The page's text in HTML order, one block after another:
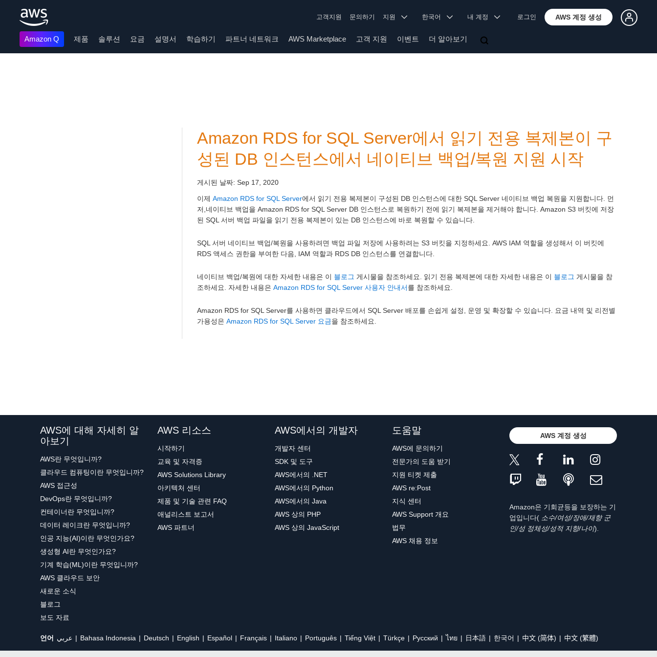
고객지원 문의하기 지원 한국어 내 계정 로그인 AWS 계정 생성
Amazon Q 제품 솔루션 요금 설명서 학습하기 파트너 네트워크 AWS Marketplace 고객 지원 이벤트 더 알아보기
Amazon RDS for SQL Server에서 읽기 전용 복제본이 구
성된 DB 인스턴스에서 네이티브 백업/복원 지원 시작
게시된 날짜: Sep 17, 2020
이제 Amazon RDS for SQL Server에서 읽기 전용 복제본이 구성된 DB 인스턴스에 대한 SQL Server 네이티브 백업 복원을 지원합니다. 먼
저,네이티브 백업을 Amazon RDS for SQL Server DB 인스턴스로 복원하기 전에 읽기 복제본을 제거해야 합니다. Amazon S3 버킷에 저장
된 SQL 서버 백업 파일을 읽기 전용 복제본이 있는 DB 인스턴스에 바로 복원할 수 있습니다.
SQL 서버 네이티브 백업/복원을 사용하려면 백업 파일 저장에 사용하려는 S3 버킷을 지정하세요. AWS IAM 역할을 생성해서 이 버킷에
RDS 액세스 권한을 부여한 다음, IAM 역할과 RDS DB 인스턴스를 연결합니다.
네이티브 백업/복원에 대한 자세한 내용은 이 블로그 게시물을 참조하세요. 읽기 전용 복제본에 대한 자세한 내용은 이 블로그 게시물을 참
조하세요. 자세한 내용은 Amazon RDS for SQL Server 사용자 안내서를 참조하세요.
Amazon RDS for SQL Server를 사용하면 클라우드에서 SQL Server 배포를 손쉽게 설정, 운영 및 확장할 수 있습니다. 요금 내역 및 리전별
가용성은 Amazon RDS for SQL Server 요금을 참조하세요.
AWS에 대해 자세히 알
아보기
AWS란 무엇입니까?
클라우드 컴퓨팅이란 무엇입니까?
AWS 접근성
DevOps란 무엇입니까?
컨테이너란 무엇입니까?
데이터 레이크란 무엇입니까?
인공 지능(AI)이란 무엇인가요?
생성형 AI란 무엇인가요?
기계 학습(ML)이란 무엇입니까?
AWS 클라우드 보안
새로운 소식
블로그
보도 자료
AWS 리소스
시작하기
교육 및 자격증
AWS Solutions Library
아키텍처 센터
제품 및 기술 관련 FAQ
애널리스트 보고서
AWS 파트너
AWS에서의 개발자
개발자 센터
SDK 및 도구
AWS에서의 .NET
AWS에서의 Python
AWS에서의 Java
AWS 상의 PHP
AWS 상의 JavaScript
도움말
AWS에 문의하기
전문가의 도움 받기
지원 티켓 제출
AWS re:Post
지식 센터
AWS Support 개요
법무
AWS 채용 정보
AWS 계정 생성
Amazon은 기회균등을 보장하는 기
업입니다( 소수/여성/장애/재향 군
인/성 정체성/성적 지향/나이).
언어 عربي Bahasa Indonesia Deutsch English Español Français Italiano Português Tiếng Việt Türkçe Ρусский ไทย 日本語 한국어 中文 (简体) 中文 (繁體)